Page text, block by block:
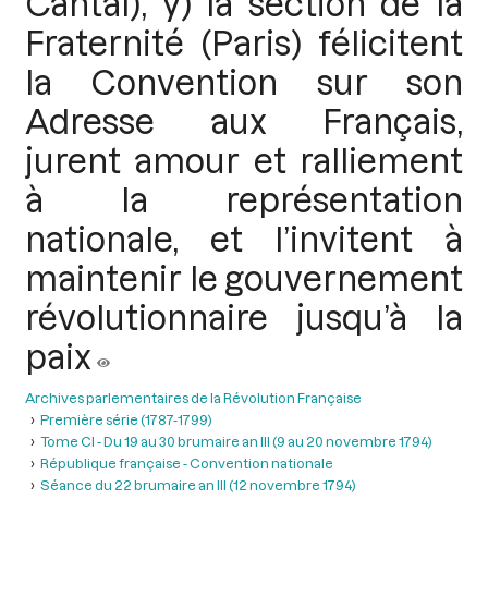
Fraternité (Paris) félicitent
la Convention sur son
Adresse aux Français,
jurent amour et ralliement
à la représentation
nationale, et l’invitent à
maintenir le gouvernement
révolutionnaire jusqu’à la
paix
Archives parlementaires de la Révolution Française
Première série (1787-1799)
Tome CI - Du 19 au 30 brumaire an III (9 au 20 novembre 1794)
République française - Convention nationale
Séance du 22 brumaire an III (12 novembre 1794)